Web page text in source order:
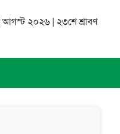
আগস্ট ২০২৬ | ২৩শে শ্রাবণ